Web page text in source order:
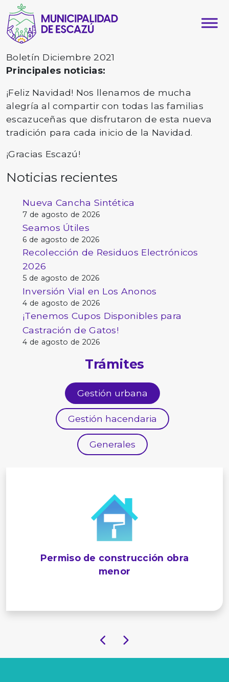
Boletín Diciembre 2021
Principales noticias:
¡Feliz Navidad! Nos llenamos de mucha
alegría al compartir con todas las familias
escazuceñas que disfrutaron de esta nueva
tradición para cada inicio de la Navidad.
¡Gracias Escazú!
Noticias recientes
Nueva Cancha Sintética
7 de agosto de 2026
Seamos Útiles
6 de agosto de 2026
Recolección de Residuos Electrónicos
2026
5 de agosto de 2026
Inversión Vial en Los Anonos
4 de agosto de 2026
¡Tenemos Cupos Disponibles para
Castración de Gatos!
4 de agosto de 2026
Trámites
Gestión urbana
Gestión hacendaria
Generales
Permiso de construcción obra
menor